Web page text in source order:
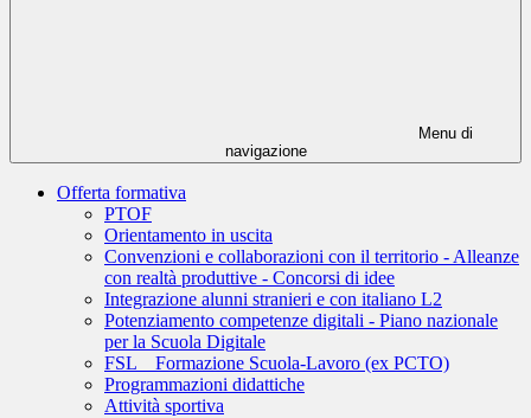
Menu di
navigazione
Offerta formativa
PTOF
Orientamento in uscita
Convenzioni e collaborazioni con il territorio - Alleanze
con realtà produttive - Concorsi di idee
Integrazione alunni stranieri e con italiano L2
Potenziamento competenze digitali - Piano nazionale
per la Scuola Digitale
FSL _ Formazione Scuola-Lavoro (ex PCTO)
Programmazioni didattiche
Attività sportiva